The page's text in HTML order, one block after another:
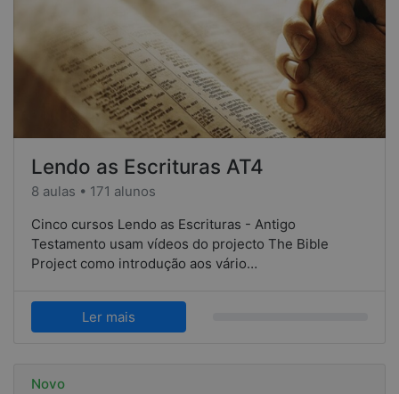
Lendo as Escrituras AT4
8 aulas • 171 alunos
Cinco cursos Lendo as Escrituras - Antigo
Testamento usam vídeos do projecto The Bible
Project como introdução aos vário…
Ler mais
Novo